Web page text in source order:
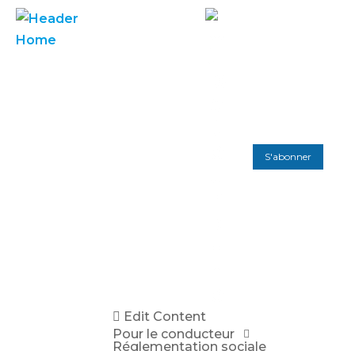
S'abonner
Edit Content
Pour le conducteur
Réglementation sociale